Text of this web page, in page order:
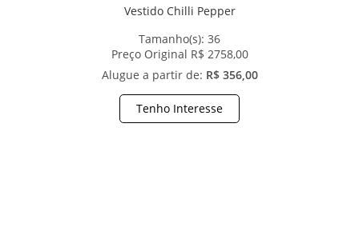
Vestido Chilli Pepper
Tamanho(s): 36
Preço Original R$ 2758,00
Alugue a partir de: R$ 356,00
Tenho Interesse